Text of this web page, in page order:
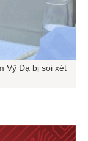
Vỹ Dạ bị soi xét